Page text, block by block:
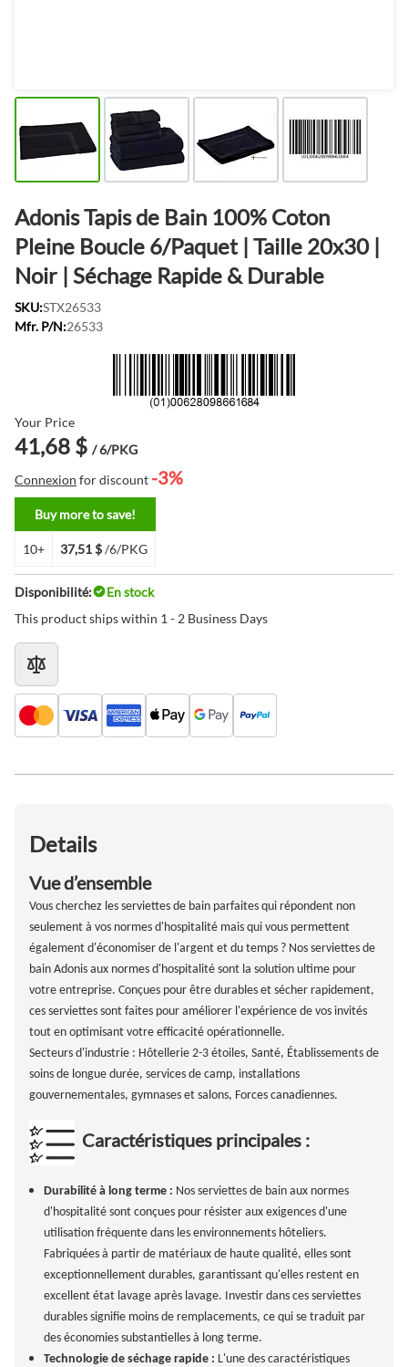
Adonis Tapis de Bain 100% Coton
Pleine Boucle 6/Paquet | Taille 20x30 |
Noir | Séchage Rapide & Durable
SKU:STX26533
Mfr. P/N:26533
Your Price
41,68 $ / 6/PKG
Connexion for discount -3%
Buy more to save!
10+ 37,51 $/6/PKG
Disponibilité:
En stock
This product ships within 1 - 2 Business Days
Details
Vue d’ensemble
Vous cherchez les serviettes de bain parfaites qui répondent non
seulement à vos normes d'hospitalité mais qui vous permettent
également d'économiser de l'argent et du temps ? Nos serviettes de
bain Adonis aux normes d'hospitalité sont la solution ultime pour
votre entreprise. Conçues pour être durables et sécher rapidement,
ces serviettes sont faites pour améliorer l'expérience de vos invités
tout en optimisant votre efficacité opérationnelle.
Secteurs d'industrie : Hôtellerie 2-3 étoiles, Santé, Établissements de
soins de longue durée, services de camp, installations
gouvernementales, gymnases et salons, Forces canadiennes.
Caractéristiques principales :
Durabilité à long terme : Nos serviettes de bain aux normes
d'hospitalité sont conçues pour résister aux exigences d'une
utilisation fréquente dans les environnements hôteliers.
Fabriquées à partir de matériaux de haute qualité, elles sont
exceptionnellement durables, garantissant qu'elles restent en
excellent état lavage après lavage. Investir dans ces serviettes
durables signifie moins de remplacements, ce qui se traduit par
des économies substantielles à long terme.
Technologie de séchage rapide : L'une des caractéristiques